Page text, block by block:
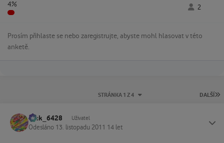
4%
2
Prosím přihlaste se nebo zaregistrujte, abyste mohl hlasovat v této
anketě.
DALŠÍ
STRÁNKA 1 Z 4
Jack_6428 Uživatel
Odesláno 13. listopadu 2011 14 let